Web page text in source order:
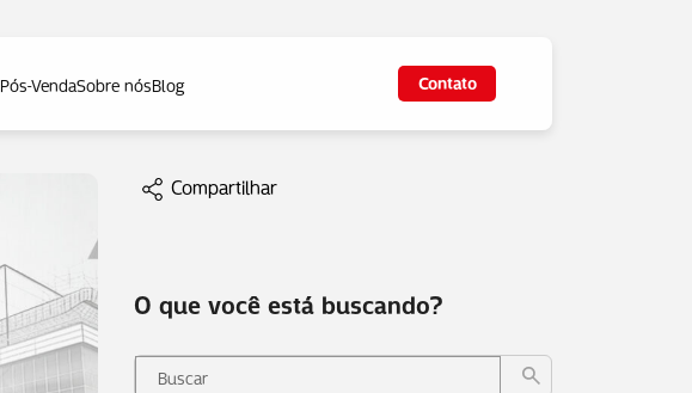
Pós-VendaSobre nósBlog Contato
Compartilhar
O que você está buscando?